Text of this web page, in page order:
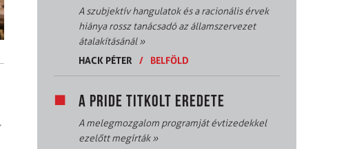
A szubjektív hangulatok és a racionális érvek
hiánya rossz tanácsadó az államszervezet
átalakításánál»
HACK PÉTER
/ BELFÖLD
A PRIDE TITKOLT EREDETE
A melegmozgalom programját évtizedekkel
ezelőtt megírták»